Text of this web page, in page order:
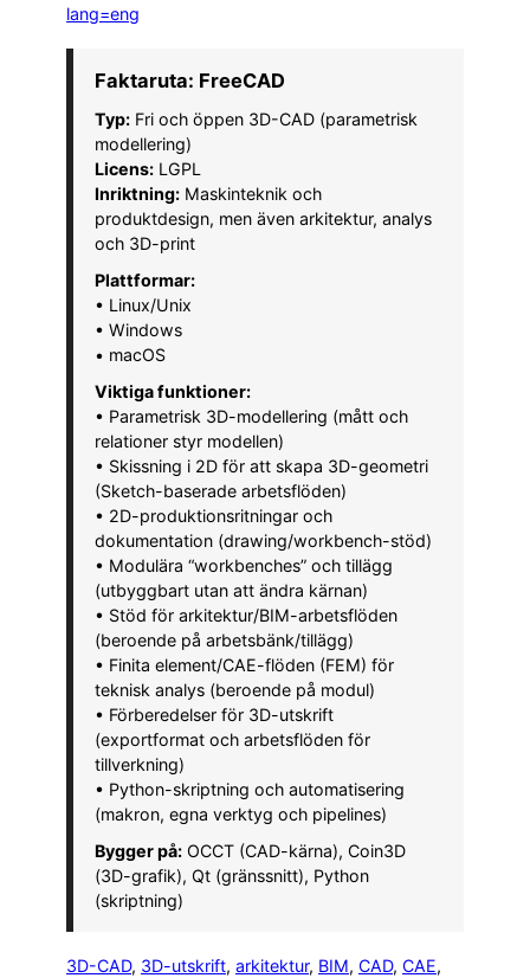
lang=eng
Faktaruta: FreeCAD
Typ: Fri och öppen 3D-CAD (parametrisk
modellering)
Licens: LGPL
Inriktning: Maskinteknik och
produktdesign, men även arkitektur, analys
och 3D-print
Plattformar:
• Linux/Unix
• Windows
• macOS
Viktiga funktioner:
• Parametrisk 3D-modellering (mått och
relationer styr modellen)
• Skissning i 2D för att skapa 3D-geometri
(Sketch-baserade arbetsflöden)
• 2D-produktionsritningar och
dokumentation (drawing/workbench-stöd)
• Modulära “workbenches” och tillägg
(utbyggbart utan att ändra kärnan)
• Stöd för arkitektur/BIM-arbetsflöden
(beroende på arbetsbänk/tillägg)
• Finita element/CAE-flöden (FEM) för
teknisk analys (beroende på modul)
• Förberedelser för 3D-utskrift
(exportformat och arbetsflöden för
tillverkning)
• Python-skriptning och automatisering
(makron, egna verktyg och pipelines)
Bygger på: OCCT (CAD-kärna), Coin3D
(3D-grafik), Qt (gränssnitt), Python
(skriptning)
3D-CAD, 3D-utskrift, arkitektur, BIM, CAD, CAE